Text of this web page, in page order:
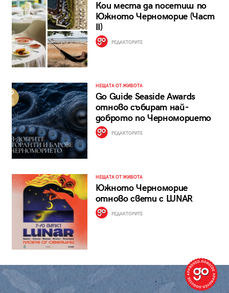
Кои места да посетиш по
Южното Черноморие (Част
II)
РЕДАКТОРИТЕ
НЕЩАТА ОТ ЖИВОТА
Go Guide Seaside Awards
отново събират най-
доброто по Черноморието
РЕДАКТОРИТЕ
НЕЩАТА ОТ ЖИВОТА
Южното Черноморие
отново свети с LUNAR
РЕДАКТОРИТЕ